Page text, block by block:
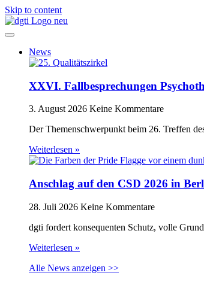
Skip to content
News
XXVI. Fallbesprechungen
3. August 2026 Keine Kommentare
Der Themenschwerpunkt beim 26. Treffen
Weiterlesen »
Anschlag auf den CSD 2026 in
28. Juli 2026 Keine Kommentare
dgti fordert konsequenten Schutz, volle
Weiterlesen »
Alle News anzeigen >>